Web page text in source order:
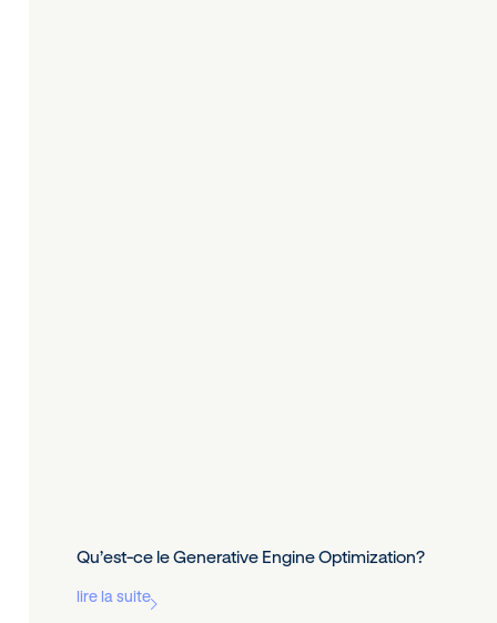
Qu’est-ce le Generative Engine Optimization?
lire la suite